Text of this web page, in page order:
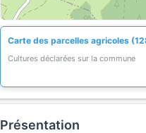
Carte des parcelles agricoles
Cultures déclarées sur la commune
Présentation